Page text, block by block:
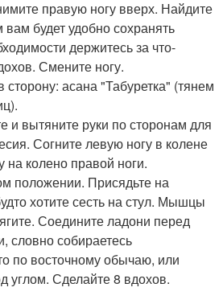
правую ногу вверх. Найдите
будет удобно сохранять
держитесь за что-
Смените ногу.
асана "Табуретка" (тянем
и вытяните руки по сторонам для
Согните левую ногу в колене
на колено правой ноги.
положении. Присядьте на
хотите сесть на стул. Мышцы
Соедините ладони перед
словно собираетесь
по восточному обычаю, или
углом. Сделайте 8 вдохов.